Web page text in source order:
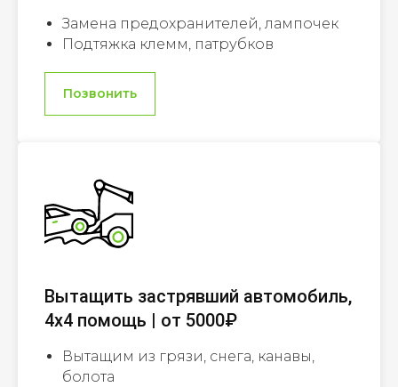
Замена предохранителей, лампочек
Подтяжка клемм, патрубков
Позвонить
Вытащить застрявший автомобиль,
4х4 помощь | от 5000₽
Вытащим из грязи, снега, канавы,
болота